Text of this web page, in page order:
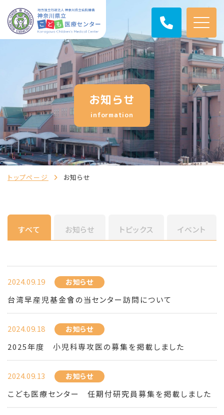
お知らせ
information
トップページ お知らせ
すべて お知らせ トピックス イベント
2024.09.19 お知らせ
台湾早産児基金會の当センター訪問について
2024.09.18 お知らせ
2025年度 小児科専攻医の募集を掲載しました
2024.09.13 お知らせ
こども医療センター 任期付研究員募集を掲載しました